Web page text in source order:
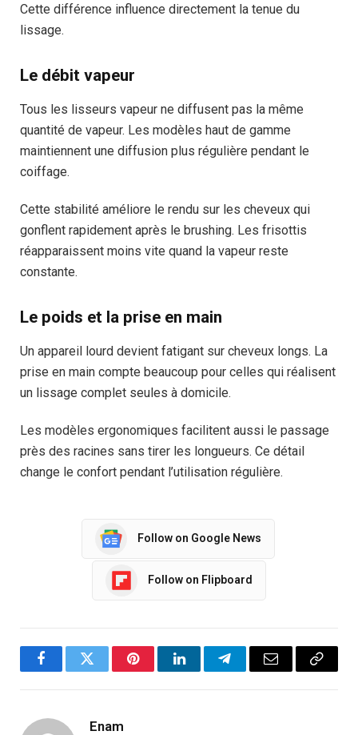
Cette différence influence directement la tenue du
lissage.
Le débit vapeur
Tous les lisseurs vapeur ne diffusent pas la même
quantité de vapeur. Les modèles haut de gamme
maintiennent une diffusion plus régulière pendant le
coiffage.
Cette stabilité améliore le rendu sur les cheveux qui
gonflent rapidement après le brushing. Les frisottis
réapparaissent moins vite quand la vapeur reste
constante.
Le poids et la prise en main
Un appareil lourd devient fatigant sur cheveux longs. La
prise en main compte beaucoup pour celles qui réalisent
un lissage complet seules à domicile.
Les modèles ergonomiques facilitent aussi le passage
près des racines sans tirer les longueurs. Ce détail
change le confort pendant l’utilisation régulière.
Follow on Google News
Follow on Flipboard
FacebookTwitter PinterestLinkedInTelegramEmail
Copy
Enam